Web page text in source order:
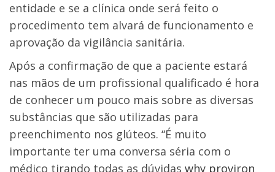
entidade e se a clínica onde será feito o
procedimento tem alvará de funcionamento e
aprovação da vigilância sanitária.
Após a confirmação de que a paciente estará
nas mãos de um profissional qualificado é hora
de conhecer um pouco mais sobre as diversas
substâncias que são utilizadas para
preenchimento nos glúteos. “É muito
importante ter uma conversa séria com o
médico tirando todas as dúvidas why proviron